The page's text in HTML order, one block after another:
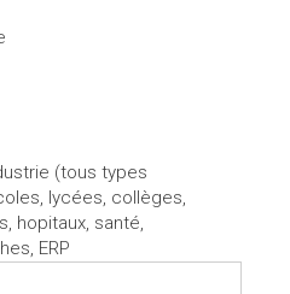
(tous types
lycées, collèges,
hopitaux, santé,
ERP